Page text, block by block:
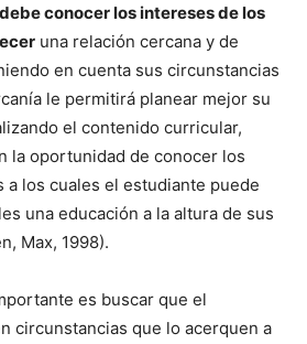
conocer los intereses de los
una relación cercana y de
en cuenta sus circunstancias
le permitirá planear mejor su
el contenido curricular,
la oportunidad de conocer los
a los cuales el estudiante puede
una educación a la altura de sus
Max, 1998).
es buscar que el
circunstancias que lo acerquen a